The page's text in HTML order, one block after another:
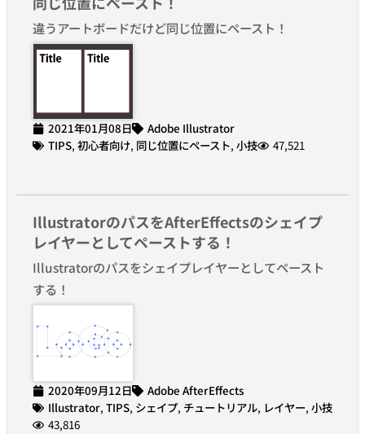
違うアートボードだけど同じ位置にペースト！
2021年01月08日
Adobe Illustrator
TIPS, 初心者向け, 同じ位置にペースト, 小技 47,521
IllustratorのパスをAfterEffectsのシェイプ
レイヤーとしてペーストする！
Illustratorのパスをシェイプレイヤーとしてペースト
する！
2020年09月12日
Adobe AfterEffects
Illustrator, TIPS, シェイプ, チュートリアル, レイヤー, 小技
43,816